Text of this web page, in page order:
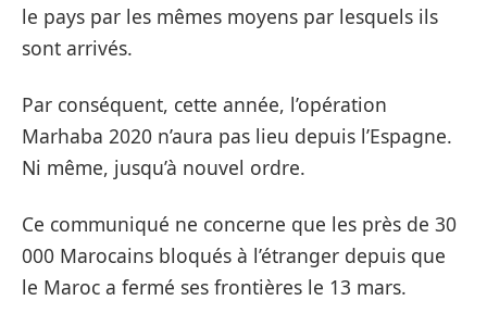
le pays par les mêmes moyens par lesquels ils
sont arrivés.
Par conséquent, cette année, l’opération
Marhaba 2020 n’aura pas lieu depuis l’Espagne.
Ni même, jusqu’à nouvel ordre.
Ce communiqué ne concerne que les près de 30
000 Marocains bloqués à l’étranger depuis que
le Maroc a fermé ses frontières le 13 mars.